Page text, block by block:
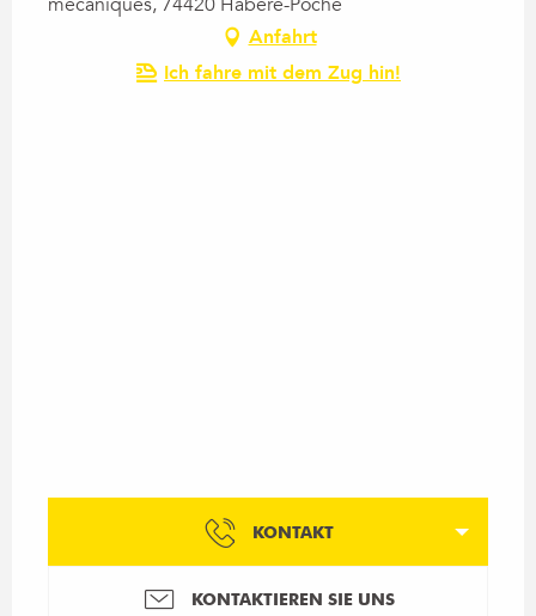
Anfahrt
Ich fahre mit dem Zug hin!
KONTAKT
KONTAKTIEREN SIE UNS